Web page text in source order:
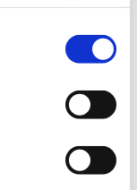
zu:
wickel.de,
rmt-
KONTAKT